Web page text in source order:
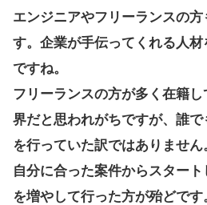
エンジニアやフリーランスの
す。企業が手伝ってくれる人
ですね。
フリーランスの方が多く在籍
界だと思われがちですが、誰
を行っていた訳ではありませ
自分に合った案件からスター
を増やして行った方が殆どで